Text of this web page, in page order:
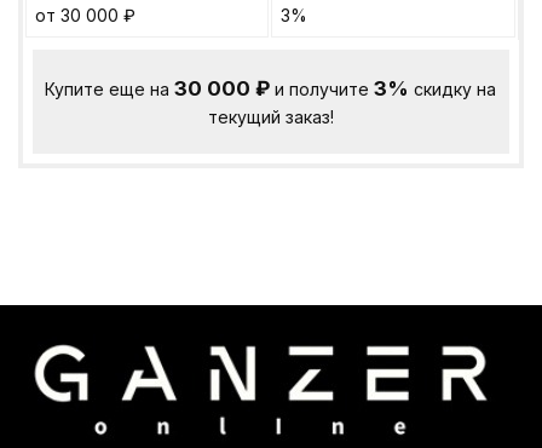
от 30 000 ₽ 3%
Купите еще на30 000₽ и получите3% скидку на
текущий заказ!